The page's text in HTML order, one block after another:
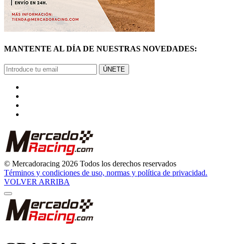
© Mercadoracing 2026 Todos los derechos reservados
Términos y condiciones de uso, normas y política de privacidad.
VOLVER ARRIBA